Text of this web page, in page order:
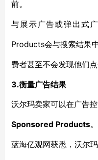
前。
与 展示广告或弹出式
Products会与搜索结果
费者甚至不会发现他们点
3.衡量广告结果
沃尔玛卖家可以在广告
Sponsored Products。
蓝海亿观网获悉，沃尔